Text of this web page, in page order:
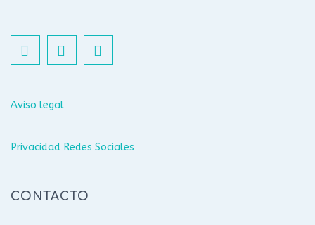
Aviso legal
Privacidad Redes Sociales
CONTACTO